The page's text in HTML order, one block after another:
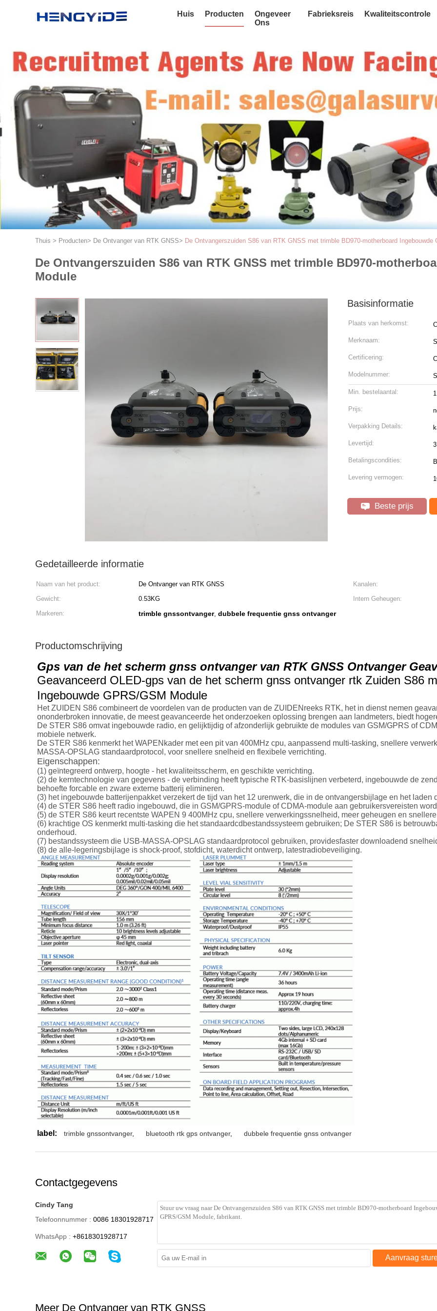
Huis Producten
Ongeveer
Ons
Fabrieksreis Kwaliteitscontrole
Thuis > Producten> De Ontvanger van RTK GNSS> De Ontvangerszuiden S86 van RTK GNSS met trimble BD970-motherboard Ingebouwde
De Ontvangerszuiden S86 van RTK GNSS met trimble BD970-
Module
Basisinformatie
Plaats van herkomst:
Merknaam:
Certificering:
Modelnummer:
Min. bestelaantal:
Prijs:
Verpakking Details:
Levertijd:
Betalingscondities:
Levering vermogen:
Beste prijs
Gedetailleerde informatie
Naam van het product: De Ontvanger van RTK GNSS
Kanalen:
Gewicht:
0.53KG
Intern Geheugen:
Markeren:
trimble gnssontvanger, dubbele frequentie gnss ontvanger
Productomschrijving
Gps van de het scherm gnss ontvanger van RTK GNSS Ontvanger
Geavanceerd OLED-gps van de het scherm gnss ontvanger rtk Zuiden S86
Ingebouwde GPRS/GSM Module
Het ZUIDEN S86 combineert de voordelen van de producten van de ZUIDENreeks RTK, het in dienst nemen
ononderbroken innovatie, de meest geavanceerde het onderzoeken oplossing brengen aan landmeters, biedt
De STER S86 omvat ingebouwde radio, en gelijktijdig of afzonderlijk gebruikte de modules van GSM/GPRS of
mobiele netwerk.
De STER S86 kenmerkt het WAPENkader met een pit van 400MHz cpu, aanpassend multi-tasking, snellere
MASSA-OPSLAG standaardprotocol, voor snellere snelheid en flexibele verrichting.
Eigenschappen:
(1) geïntegreerd ontwerp, hoogte - het kwaliteitsscherm, en geschikte verrichting.
(2) de kerntechnologie van gegevens - de verbinding heeft typische RTK-basislijnen verbeterd, ingebouwde de
behoefte forcable en zware externe batterij elimineren.
(3) het ingebouwde batterijenpakket verzekert de tijd van het 12 urenwerk, die in de ontvangersbijlage en het laden
(4) de STER S86 heeft radio ingebouwd, die in GSM/GPRS-module of CDMA-module aan gebruikersvereisten
(5) de STER S86 keurt recentste WAPEN 9 400MHz cpu, snellere verwerkingssnelheid, meer geheugen en
(6) krachtige OS kenmerkt multi-tasking die het standaardcdbestandssysteem gebruiken; De STER S86 is
onderhoud.
(7) bestandssysteem die USB-MASSA-OPSLAG standaardprotocol gebruiken, providesfaster downloadend
(8) de alle-legeringsbijlage is shock-proof, stofdicht, waterdicht ontwerp, latestradiobeveiliging.
label: trimble gnssontvanger, bluetooth rtk gps ontvanger, dubbele frequentie gnss ontvanger
Contactgegevens
Cindy Tang
Telefoonnummer : 0086 18301928717
WhatsApp : +8618301928717
Aanvraag
Meer De Ontvanger van RTK GNSS